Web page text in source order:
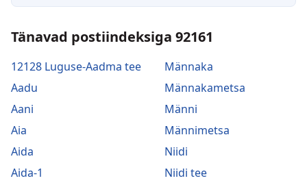
Tänavad postiindeksiga 92161
12128 Luguse-Aadma tee
Aadu
Aani
Aia
Aida
Aida-1
Männaka
Männakametsa
Männi
Männimetsa
Niidi
Niidi tee